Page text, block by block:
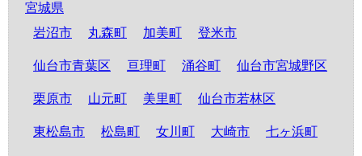
宮城県
岩沼市
丸森町 加美町 登米市
仙台市青葉区 亘理町 涌谷町 仙台市宮城野区
栗原市 山元町 美里町 仙台市若林区
東松島市 松島町 女川町 大崎市 七ヶ浜町